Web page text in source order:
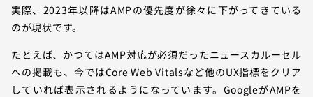
実際、2023年以降はAMPの優先度が徐々に下がってきている
のが現状です。
たとえば、かつてはAMP対応が必須だったニュースカルーセル
への掲載も、今ではCore Web Vitalsなど他のUX指標をクリア
していれば表示されるようになっています。GoogleがAMPを